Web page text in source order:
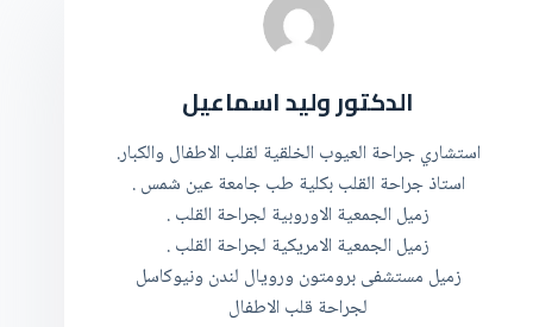
الدكتور وليد اسماعيل
استشاري جراحة العيوب الخلقية لقلب الاطفال والكبار.
استاذ جراحة القلب بكلية طب جامعة عين شمس .
زميل الجمعية الاوروبية لجراحة القلب .
زميل الجمعية الامريكية لجراحة القلب .
زميل مستشفى برومتون ورويال لندن ونيوكاسل
لجراحة قلب الاطفال